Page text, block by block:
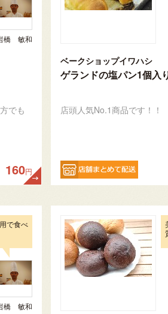
橋 敏和
でも
160円
ベークショップイワハシ
ゲランドの塩パン1個入
店頭人気No.1商品です！！
で食べ
橋 敏和